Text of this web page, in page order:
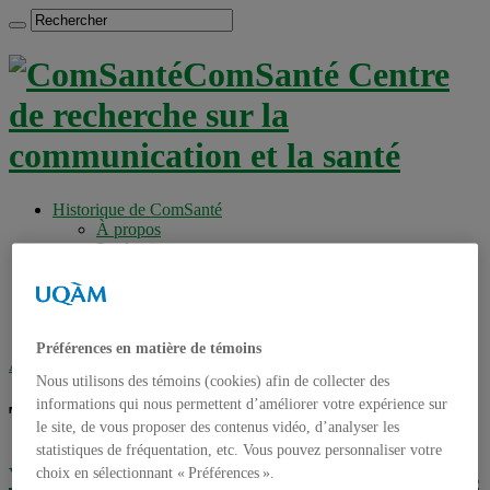
ComSanté Centre
de recherche sur la
communication et la santé
Historique de ComSanté
À propos
Productions
Chercheurs réguliers
Chercheurs associés
Accueil
Tag archives :juridique
Vidéos du colloque « Applications mobiles
Préférences en matière de témoins
Nous utilisons des témoins (cookies) afin de collecter des
informations qui nous permettent d’améliorer votre expérience sur
le site, de vous proposer des contenus vidéo, d’analyser les
statistiques de fréquentation, etc. Vous pouvez personnaliser votre
choix en sélectionnant « Préférences ».